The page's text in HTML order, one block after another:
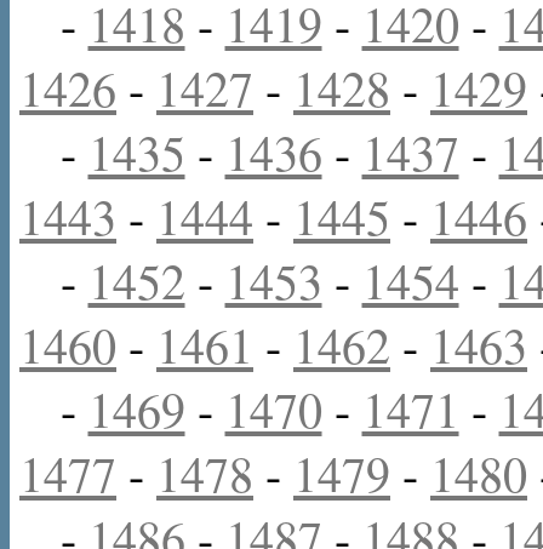
- 1418 - 1419 - 1420 -
1426 - 1427 - 1428 - 1429
- 1435 - 1436 - 1437 -
1443 - 1444 - 1445 - 1446
- 1452 - 1453 - 1454 -
1460 - 1461 - 1462 - 1463
- 1469 - 1470 - 1471 -
1477 - 1478 - 1479 - 1480